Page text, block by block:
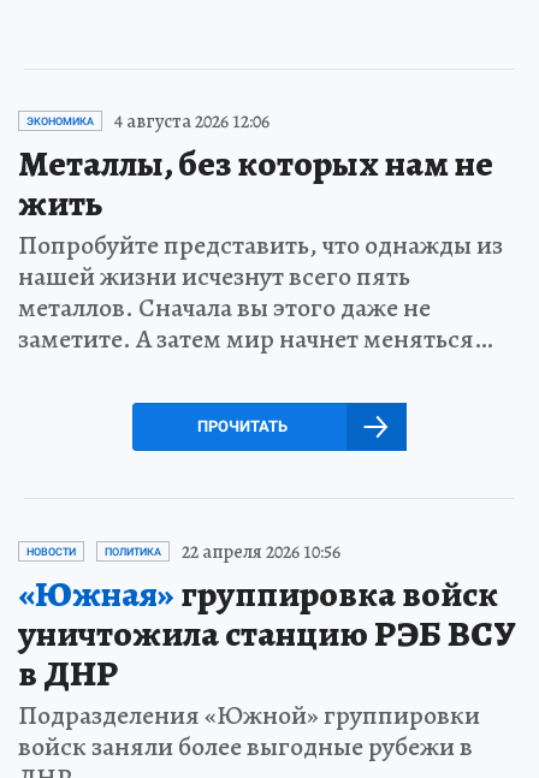
ЭКОНОМИКА 4 августа 2026 12:06
Металлы, без которых нам не
жить
Попробуйте представить, что однажды из
нашей жизни исчезнут всего пять
металлов. Сначала вы этого даже не
заметите. А затем мир начнет меняться…
ПРОЧИТАТЬ
НОВОСТИ ПОЛИТИКА 22 апреля 2026 10:56
«Южная»группировка войск
уничтожила станцию РЭБ ВСУ
в ДНР
Подразделения «Южной» группировки
войск заняли более выгодные рубежи в